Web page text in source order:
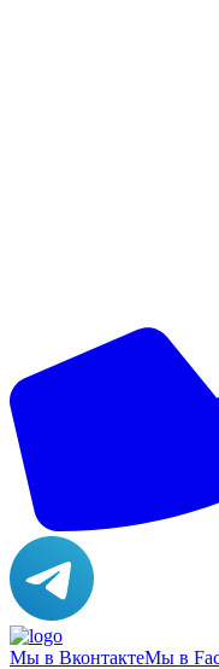
Мы в ВконтактеМы в